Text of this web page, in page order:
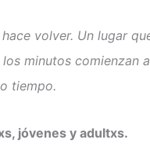
volver. Un lugar
minutos comienzan a
tiempo.
jóvenes y adultxs.